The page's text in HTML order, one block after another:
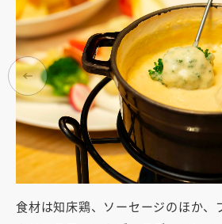
食材は知床鶏、ソーセージのほか、